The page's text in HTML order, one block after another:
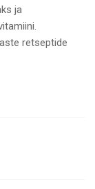
ja
retseptide